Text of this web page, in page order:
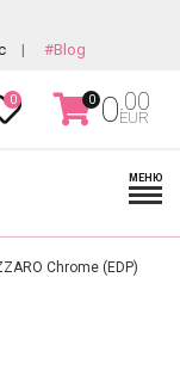
#Blog
0 0 0.00
EUR
МЕНЮ
Chrome (EDP)